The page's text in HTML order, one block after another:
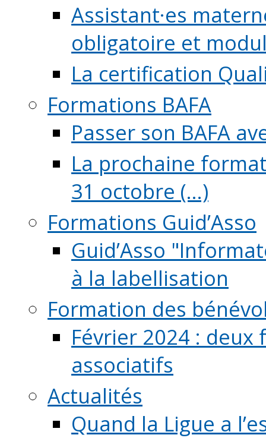
Assistant·es
obligatoire et
La certification
Formations BAFA
Passer son BAFA
La prochaine
31 octobre (...)
Formations Guid’Asso
Guid’Asso
à la labellisation
Formation des
Février 2024 :
associatifs
Actualités
Quand la Ligue a